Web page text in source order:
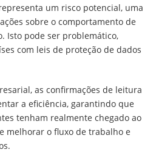
um risco potencial, uma
sobre o comportamento de
Isto pode ser problemático,
com leis de proteção de dados
as confirmações de leitura
a eficiência, garantindo que
tenham realmente chegado ao
melhorar o fluxo de trabalho e